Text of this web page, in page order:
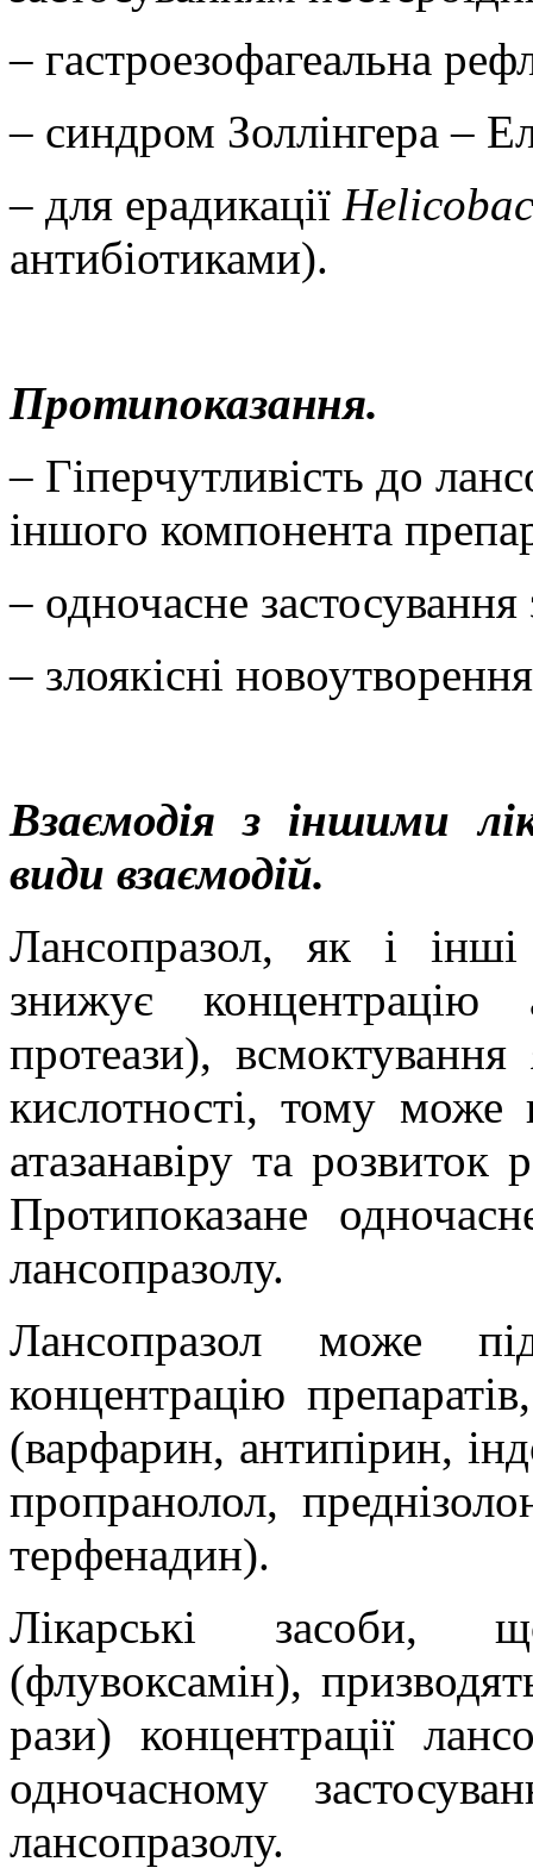
– гастроезофагеальна
– синдром Золлінгера –
– для ерадикації
антибіотиками).
Протипоказання.
– Гіперчутливість до
іншого компонента
– одночасне застосування
– злоякісні
Взаємодія з іншими
види взаємодій.
Лансопразол, як і інші
знижує концентрацію
протеази),
кислотності, тому може
атазанавіру та розвиток
Протипоказане
лансопразолу.
Лансопразол може
концентрацію
(варфарин, антипірин,
пропранолол,
терфенадин).
Лікарські засоби,
(флувоксамін),
рази) концентрації
одночасному
лансопразолу.